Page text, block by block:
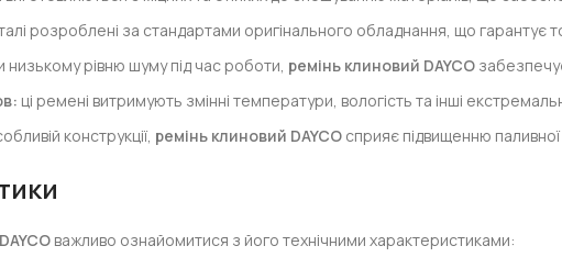
розроблені за стандартами оригінального обладнання, що гарантує
низькому рівню шуму під час роботи, ремінь клиновий DAYCO
ці ремені витримують змінні температури, вологість та інші
конструкції, ремінь клиновий DAYCO сприяє підвищенню
важливо ознайомитися з його технічними характеристиками: